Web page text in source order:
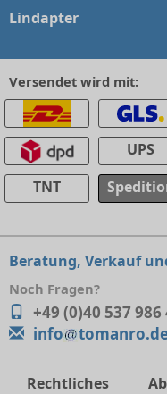
Lindapter
Versendet wird mit:
UPS
TNT
Beratung, Verkauf
Noch Fragen?
+49 (0)40 537 986
info
Rechtliches